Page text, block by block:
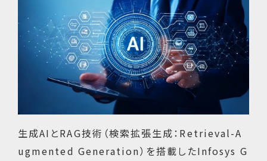
生成AIとRAG技術（検索拡張生成：Retrieval-A
ugmented Generation）を搭載したInfosys G